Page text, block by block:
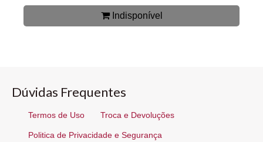
Indisponível
Dúvidas Frequentes
Termos de Uso Troca e Devoluções
Politica de Privacidade e Segurança